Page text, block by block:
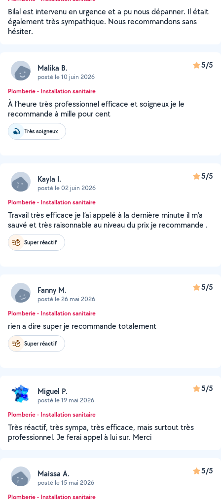
Bilal est intervenu en urgence et a pu nous dépanner. Il était
également très sympathique. Nous recommandons sans
hésiter.
Malika B.
posté le 10 juin 2026
5/5
Plomberie - Installation sanitaire
À l’heure très professionnel efficace et soigneux je le
recommande à mille pour cent
Très soigneux
Kayla I.
posté le 02 juin 2026
5/5
Plomberie - Installation sanitaire
Travail très efficace je l’ai appelé à la dernière minute il m’a
sauvé et très raisonnable au niveau du prix je recommande .
Super réactif
Fanny M.
posté le 26 mai 2026
5/5
Plomberie - Installation sanitaire
rien a dire super je recommande totalement
Super réactif
Miguel P.
posté le 19 mai 2026
5/5
Plomberie - Installation sanitaire
Très réactif, très sympa, très efficace, mais surtout très
professionnel. Je ferai appel à lui sur. Merci
Maissa A.
posté le 15 mai 2026
5/5
Plomberie - Installation sanitaire